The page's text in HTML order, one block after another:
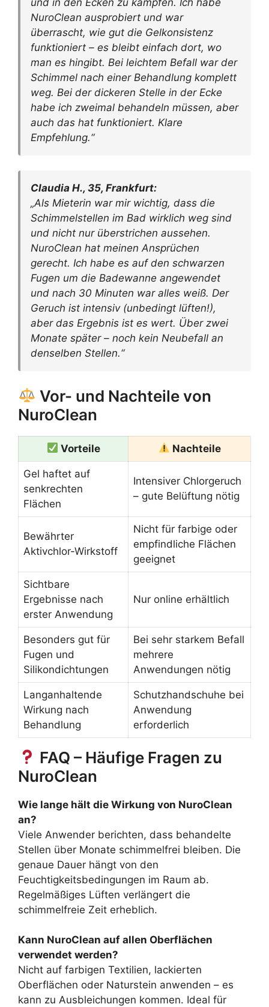
NuroClean ausprobiert und war
überrascht, wie gut die Gelkonsistenz
funktioniert – es bleibt einfach dort, wo
man es hingibt. Bei leichtem Befall war der
Schimmel nach einer Behandlung komplett
weg. Bei der dickeren Stelle in der Ecke
habe ich zweimal behandeln müssen, aber
auch das hat funktioniert. Klare
Empfehlung.“
Claudia H., 35, Frankfurt:
„Als Mieterin war mir wichtig, dass die
Schimmelstellen im Bad wirklich weg sind
und nicht nur überstrichen aussehen.
NuroClean hat meinen Ansprüchen
gerecht. Ich habe es auf den schwarzen
Fugen um die Badewanne angewendet
und nach 30 Minuten war alles weiß. Der
Geruch ist intensiv (unbedingt lüften!),
aber das Ergebnis ist es wert. Über zwei
Monate später – noch kein Neubefall an
denselben Stellen.“
Vor- und Nachteile von
NuroClean
Vorteile Nachteile
Gel haftet auf
senkrechten
Flächen
Intensiver Chlorgeruch
– gute Belüftung nötig
Bewährter
Aktivchlor-Wirkstoff
Nicht für farbige oder
empfindliche Flächen
geeignet
Sichtbare
Ergebnisse nach
erster Anwendung
Nur online erhältlich
Besonders gut für
Fugen und
Silikondichtungen
Bei sehr starkem Befall
mehrere
Anwendungen nötig
Langanhaltende
Wirkung nach
Behandlung
Schutzhandschuhe bei
Anwendung
erforderlich
FAQ – Häufige Fragen zu
NuroClean
Wie lange hält die Wirkung von NuroClean
an?
Viele Anwender berichten, dass behandelte
Stellen über Monate schimmelfrei bleiben. Die
genaue Dauer hängt von den
Feuchtigkeitsbedingungen im Raum ab.
Regelmäßiges Lüften verlängert die
schimmelfreie Zeit erheblich.
Kann NuroClean auf allen Oberflächen
verwendet werden?
Nicht auf farbigen Textilien, lackierten
Oberflächen oder Naturstein anwenden – es
kann zu Ausbleichungen kommen. Ideal für